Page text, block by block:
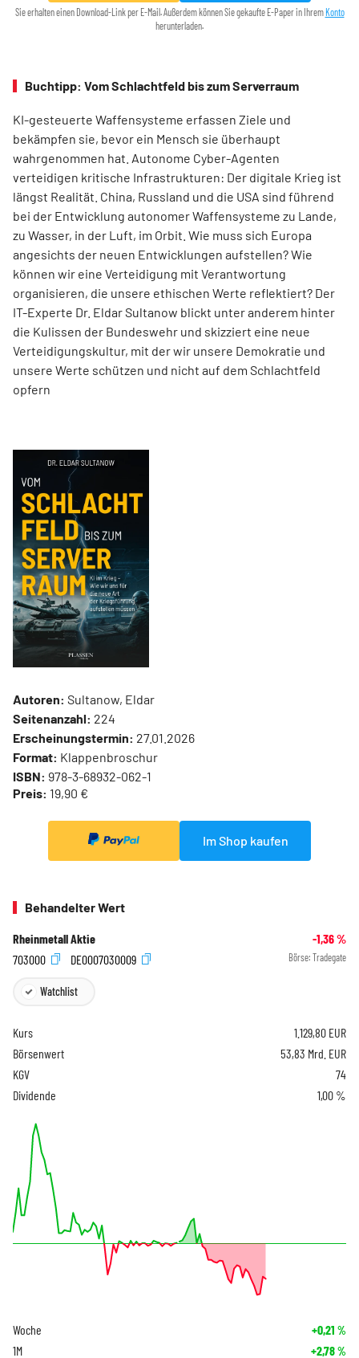
Sie erhalten einen Download-Link per E-Mail. Außerdem können Sie gekaufte E-Paper in Ihrem Konto
herunterladen.
Buchtipp: Vom Schlachtfeld bis zum Serverraum
KI-gesteuerte Waffensysteme erfassen Ziele und
bekämpfen sie, bevor ein Mensch sie überhaupt
wahrgenommen hat. Autonome Cyber-Agenten
verteidigen kritische Infrastrukturen: Der digitale Krieg ist
längst Realität. China, Russland und die USA sind führend
bei der Entwicklung autonomer Waffensysteme zu Lande,
zu Wasser, in der Luft, im Orbit. Wie muss sich Europa
angesichts der neuen Entwicklungen aufstellen? Wie
können wir eine Verteidigung mit Verantwortung
organisieren, die unsere ethischen Werte reflektiert? Der
IT-Experte Dr. Eldar Sultanow blickt unter anderem hinter
die Kulissen der Bundeswehr und skizziert eine neue
Verteidigungskultur, mit der wir unsere Demokratie und
unsere Werte schützen und nicht auf dem Schlachtfeld
opfern
Autoren: Sultanow, Eldar
Seitenanzahl: 224
Erscheinungstermin: 27.01.2026
Format: Klappenbroschur
ISBN: 978-3-68932-062-1
Preis: 19,90 €
Im Shop kaufen
Behandelter Wert
Rheinmetall Aktie -1,36%
703000
DE0007030009 Börse: Tradegate
Watchlist
Kurs 1.129,80 EUR
Börsenwert
53,83 Mrd. EUR
KGV
74
Dividende
1,00 %
Woche +0,21 %
1M +2,78%